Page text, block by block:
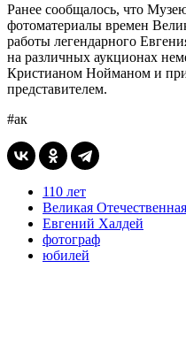
Ранее сообщалось, что
фотоматериалы времен
работы легендарного
на различных аукционах
Кристианом Нойманом и
представителем.
#ак
110 лет
Великая Отечественная
Евгений Халдей
фотограф
юбилей